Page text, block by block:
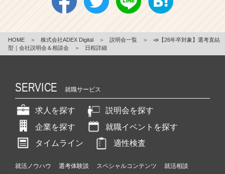
HOME ＞ 株式会社ADEX Digital ＞ 説明会一覧 ＞
📣【26年卒対象】選考直結
型｜会社説明会＆相談会
＞ 日程詳細
SERVICE 就職サービス
求人を探す
説明会を探す
企業を探す
就職イベントを探す
タイムライン
適性検査
就活ノウハウ 選考体験談 スペシャルコンテンツ
就活相談